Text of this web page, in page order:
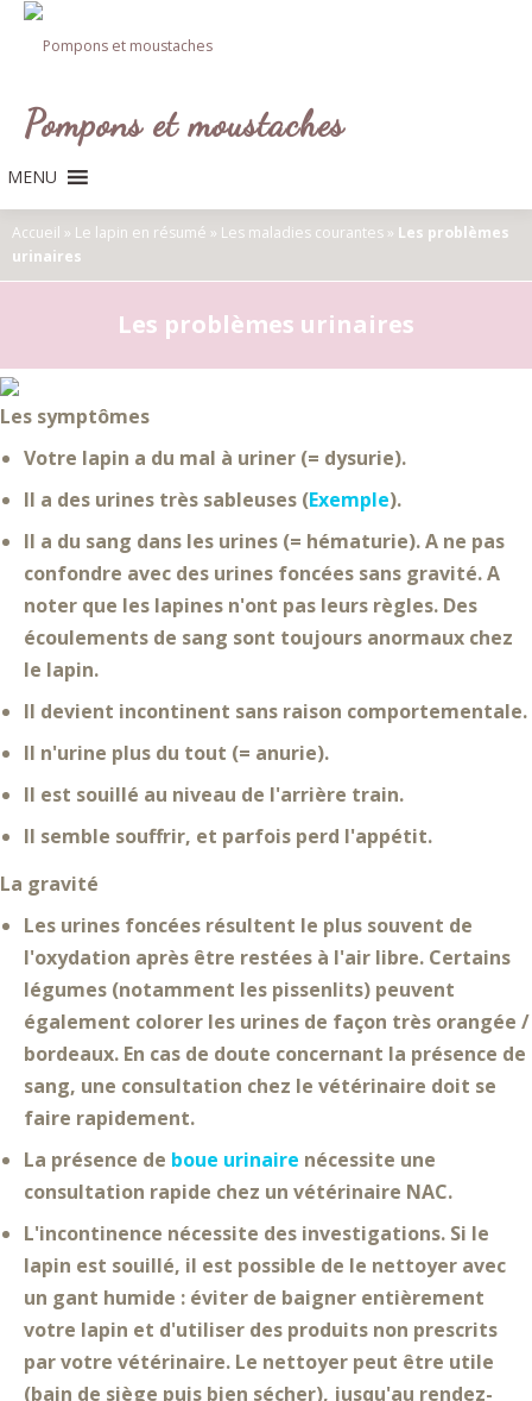
Aller
contenu
Pompons et moustaches
MENU
Accueil » Le lapin en résumé » Les maladies courantes » Les problèmes
urinaires
Les problèmes urinaires
Les symptômes
Votre lapin a du mal à uriner (= dysurie).
Il a des urines très sableuses (Exemple).
Il a du sang dans les urines (= hématurie). A ne pas
confondre avec des urines foncées sans gravité. A
noter que les lapines n'ont pas leurs règles. Des
écoulements de sang sont toujours anormaux chez
le lapin.
Il devient incontinent sans raison comportementale.
Il n'urine plus du tout (= anurie).
Il est souillé au niveau de l'arrière train.
Il semble souffrir, et parfois perd l'appétit.
La gravité
Les urines foncées résultent le plus souvent de
l'oxydation après être restées à l'air libre. Certains
légumes (notamment les pissenlits) peuvent
également colorer les urines de façon très orangée /
bordeaux. En cas de doute concernant la présence de
sang, une consultation chez le vétérinaire doit se
faire rapidement.
La présence de boue urinaire nécessite une
consultation rapide chez un vétérinaire NAC.
L'incontinence nécessite des investigations. Si le
lapin est souillé, il est possible de le nettoyer avec
un gant humide : éviter de baigner entièrement
votre lapin et d'utiliser des produits non prescrits
par votre vétérinaire. Le nettoyer peut être utile
(bain de siège puis bien sécher), jusqu'au rendez-